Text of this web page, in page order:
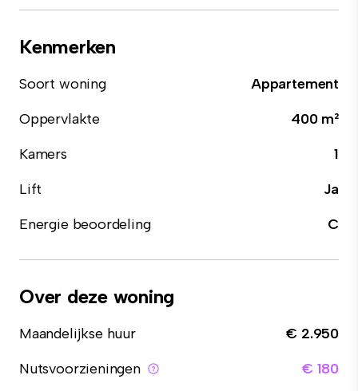
Kenmerken
Soort woning
Appartement
Oppervlakte
400 m²
Kamers
1
Lift
Ja
Energie beoordeling
C
Over deze woning
Maandelijkse huur
€ 2.950
Nutsvoorzieningen
€ 180